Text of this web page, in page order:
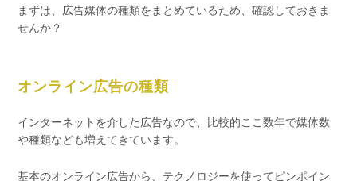
まずは、広告媒体の種類をまとめているため、確認しておきま
せんか？
オンライン広告の種類
インターネットを介した広告なので、比較的ここ数年で媒体数
や種類なども増えてきています。
基本のオンライン広告から、テクノロジーを使ってピンポイン